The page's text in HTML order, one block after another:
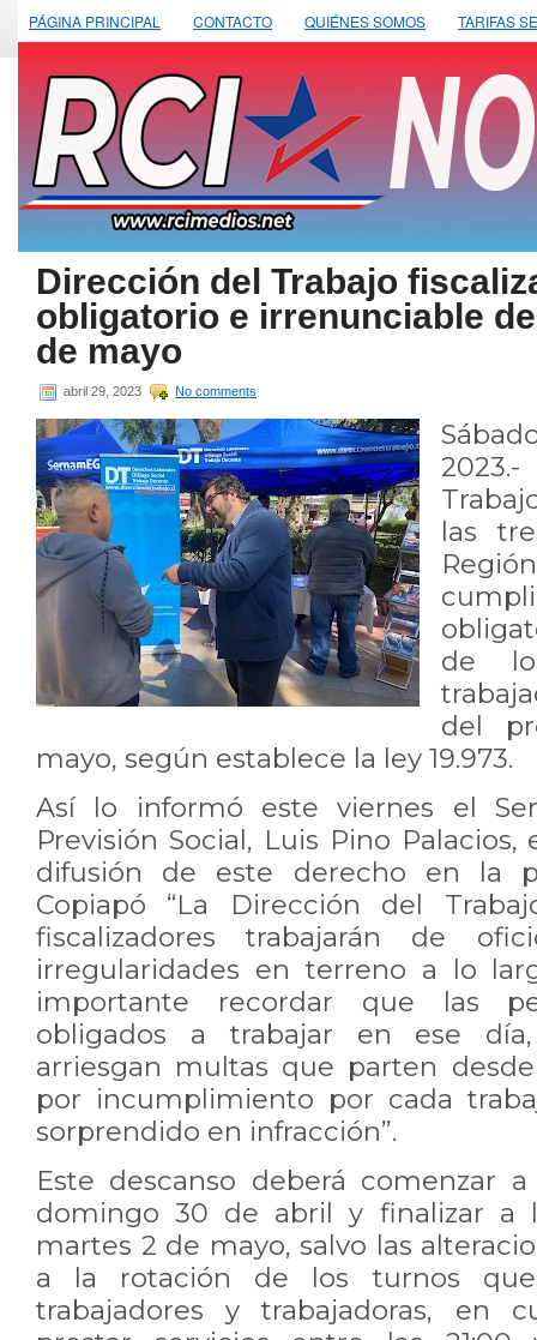
PÁGINA PRINCIPAL CONTACTO QUIÉNES SOMOS TARIFAS
Dirección del Trabajo
obligatorio e irrenunciable
de mayo
abril 29, 2023 No comments
las
de
del
mayo, según establece la ley 19.973.
Así lo informó este viernes el
Previsión Social, Luis Pino
difusión de este derecho en la
Copiapó “La Dirección del
fiscalizadores trabajarán de
irregularidades en terreno a lo
importante recordar que las
obligados a trabajar en ese
arriesgan multas que parten
por incumplimiento por cada
sorprendido en infracción”.
Este descanso deberá comenzar
domingo 30 de abril y finalizar a
martes 2 de mayo, salvo las
a la rotación de los turnos
trabajadores y trabajadoras, en